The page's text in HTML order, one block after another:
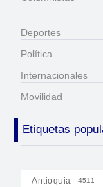
Deportes
Política
Internacionales
Movilidad
Etiquetas
Antioquia 4511